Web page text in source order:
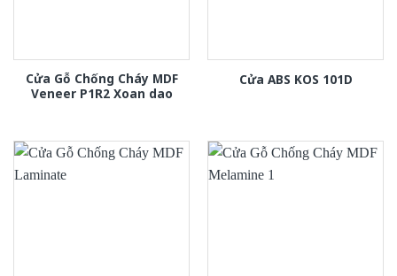
Cửa Gỗ Chống Cháy MDF
Veneer P1R2 Xoan dao
Cửa ABS KOS 101D